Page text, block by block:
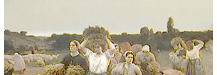
Felix Mathias Ott & Bahar TemizC &
P ON MARS
19:00 - 20:00
performance,work-in-progress
TICKET